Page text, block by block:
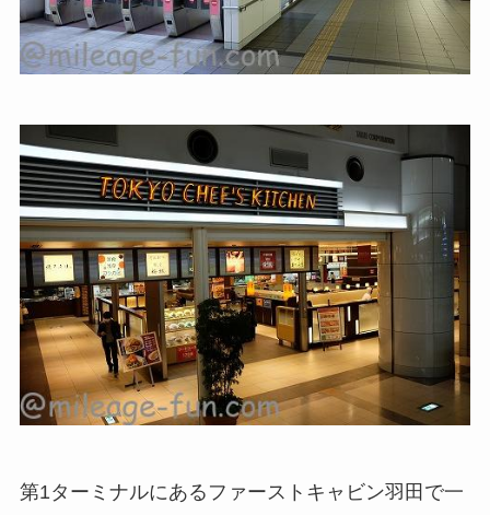
第1ターミナルにあるファーストキャビン羽田で一